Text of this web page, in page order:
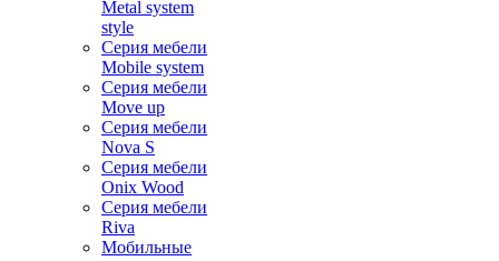
Metal system
style
Серия мебели
Mobile system
Серия мебели
Move up
Серия мебели
Nova S
Серия мебели
Onix Wood
Серия мебели
Riva
Мобильные